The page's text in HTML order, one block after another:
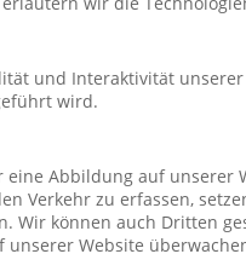
und Interaktivität
wird.
Abbildung auf unserer
Verkehr zu erfassen,
Wir können auch Dritten
unserer Website